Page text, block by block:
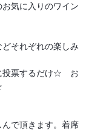
気に入りのワイン
それぞれの楽しみ
投票するだけ☆　お
で頂きます。着席